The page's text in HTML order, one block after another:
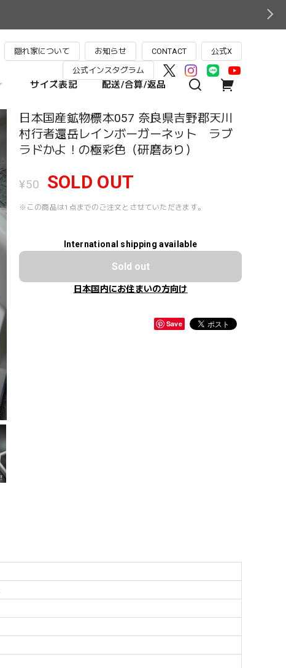
隠れ家について お知らせ CONTACT 公式X
公式インスタグラム
サイズ表記 配送/合算/返品
日本国産鉱物標本057 奈良県吉野郡天川
村行者還岳レインボーガーネット ラブ
ラドかよ！の極彩色（研磨あり）
¥50 SOLD OUT
※この商品は1点までのご注文とさせていただきます。
International shipping available
Sold out
日本国内にお住まいの方向け
Save